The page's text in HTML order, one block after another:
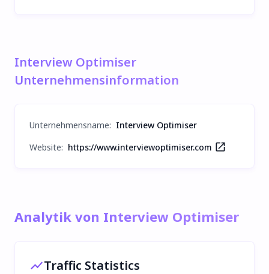
Interview Optimiser
Unternehmensinformation
Unternehmensname: Interview Optimiser
Website: https://www.interviewoptimiser.com
Analytik von Interview Optimiser
Traffic Statistics